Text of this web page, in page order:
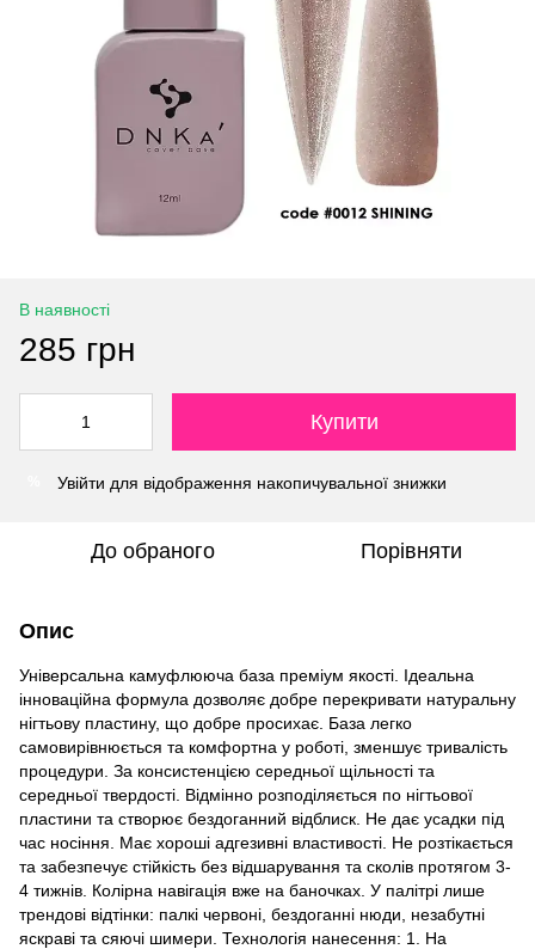
В наявності
285 грн
Купити
Увійти для відображення накопичувальної знижки
До обраного Порівняти
Опис
Універсальна камуфлююча база преміум якості. Ідеальна
інноваційна формула дозволяє добре перекривати натуральну
нігтьову пластину, що добре просихає. База легко
самовирівнюється та комфортна у роботі, зменшує тривалість
процедури. За консистенцією середньої щільності та
середньої твердості. Відмінно розподіляється по нігтьової
пластини та створює бездоганний відблиск. Не дає усадки під
час носіння. Має хороші адгезивні властивості. Не розтікається
та забезпечує стійкість без відшарування та сколів протягом 3-
4 тижнів. Колірна навігація вже на баночках. У палітрі лише
трендові відтінки: палкі червоні, бездоганні нюди, незабутні
яскраві та сяючі шимери. Технологія нанесення: 1. На